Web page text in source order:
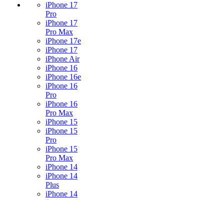
iPhone 17
Pro
iPhone 17
Pro Max
iPhone 17e
iPhone 17
iPhone Air
iPhone 16
iPhone 16e
iPhone 16
Pro
iPhone 16
Pro Max
iPhone 15
iPhone 15
Pro
iPhone 15
Pro Max
iPhone 14
iPhone 14
Plus
iPhone 14